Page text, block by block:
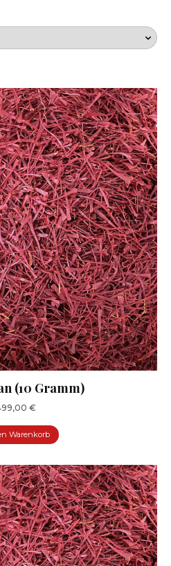
(10 Gramm)
€
Warenkorb